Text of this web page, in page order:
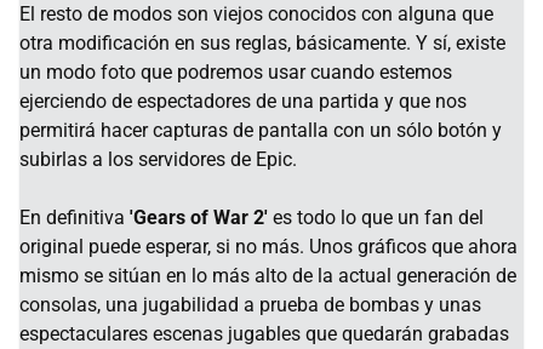
El resto de modos son viejos conocidos con alguna que
otra modificación en sus reglas, básicamente. Y sí, existe
un modo foto que podremos usar cuando estemos
ejerciendo de espectadores de una partida y que nos
permitirá hacer capturas de pantalla con un sólo botón y
subirlas a los servidores de Epic.
En definitiva 'Gears of War 2' es todo lo que un fan del
original puede esperar, si no más. Unos gráficos que ahora
mismo se sitúan en lo más alto de la actual generación de
consolas, una jugabilidad a prueba de bombas y unas
espectaculares escenas jugables que quedarán grabadas